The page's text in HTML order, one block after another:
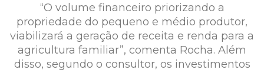
“O volume financeiro priorizando a
propriedade do pequeno e médio produtor,
viabilizará a geração de receita e renda para a
agricultura familiar”, comenta Rocha. Além
disso, segundo o consultor, os investimentos